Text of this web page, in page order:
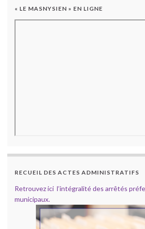
« LE MASNYSIEN » EN LIGNE
RECUEIL DES ACTES ADMINISTRATIFS
Retrouvez ici l’intégralité des arrêtés
municipaux.